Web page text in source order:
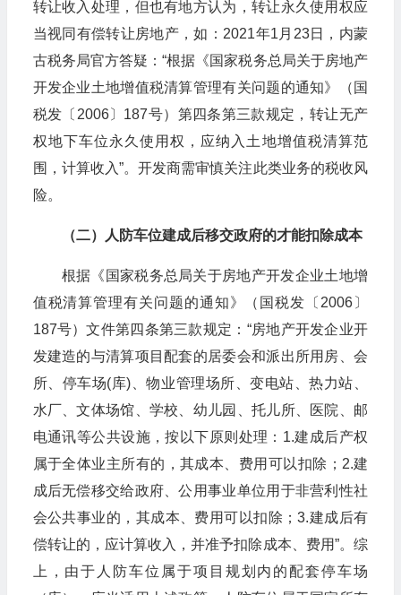
转让收入处理，但也有地方认为，转让永久使用权应
当视同有偿转让房地产，如：2021年1月23日，内蒙
古税务局官方答疑：“根据《国家税务总局关于房地产
开发企业土地增值税清算管理有关问题的通知》（国
税发〔2006〕187号）第四条第三款规定，转让无产
权地下车位永久使用权，应纳入土地增值税清算范
围，计算收入”。开发商需审慎关注此类业务的税收风
险。
（二）人防车位建成后移交政府的才能扣除成本
根据《国家税务总局关于房地产开发企业土地增
值税清算管理有关问题的通知》（国税发〔2006〕
187号）文件第四条第三款规定：“房地产开发企业开
发建造的与清算项目配套的居委会和派出所用房、会
所、停车场(库)、物业管理场所、变电站、热力站、
水厂、文体场馆、学校、幼儿园、托儿所、医院、邮
电通讯等公共设施，按以下原则处理：1.建成后产权
属于全体业主所有的，其成本、费用可以扣除；2.建
成后无偿移交给政府、公用事业单位用于非营利性社
会公共事业的，其成本、费用可以扣除；3.建成后有
偿转让的，应计算收入，并准予扣除成本、费用”。综
上，由于人防车位属于项目规划内的配套停车场